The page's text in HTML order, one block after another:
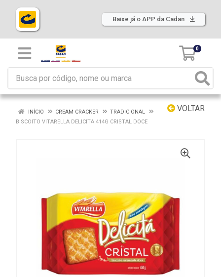
Baixe já o APP da Cadan
0
VOLTAR
INÍCIO CREAM CRACKER
TRADICIONAL
BISCOITO VITARELLA DELICITA 414G CRISTAL DOCE